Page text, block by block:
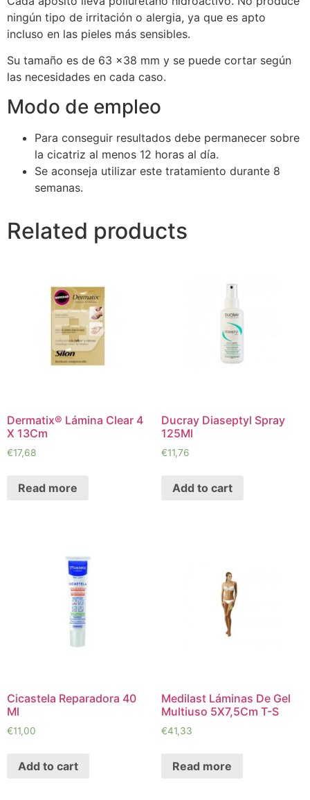
ningún tipo de irritación o alergia, ya que es apto
incluso en las pieles más sensibles.
Su tamaño es de 63 x38 mm y se puede cortar según
las necesidades en cada caso.
Modo de empleo
Para conseguir resultados debe permanecer sobre
la cicatriz al menos 12 horas al día.
Se aconseja utilizar este tratamiento durante 8
semanas.
Related products
Dermatix® Lámina Clear 4
X 13Cm
€17,68
Read more
Ducray Diaseptyl Spray
125Ml
€11,76
Add to cart
Cicastela Reparadora 40
Ml
€11,00
Add to cart
Medilast Láminas De Gel
Multiuso 5X7,5Cm T-S
€41,33
Read more